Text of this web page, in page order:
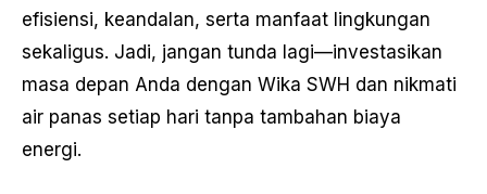
efisiensi, keandalan, serta manfaat lingkungan
sekaligus. Jadi, jangan tunda lagi—investasikan
masa depan Anda dengan Wika SWH dan nikmati
air panas setiap hari tanpa tambahan biaya
energi.